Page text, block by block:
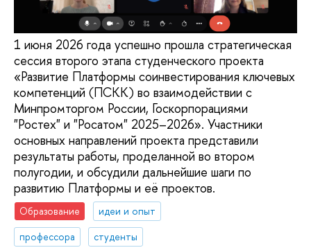
1 июня 2026 года успешно прошла стратегическая
сессия второго этапа студенческого проекта
«Развитие Платформы соинвестирования ключевых
компетенций (ПСКК) во взаимодействии с
Минпромторгом России, Госкорпорациями
"Ростех" и "Росатом" 2025–2026». Участники
основных направлений проекта представили
результаты работы, проделанной во втором
полугодии, и обсудили дальнейшие шаги по
развитию Платформы и её проектов.
Образование
идеи и опыт
профессора
студенты